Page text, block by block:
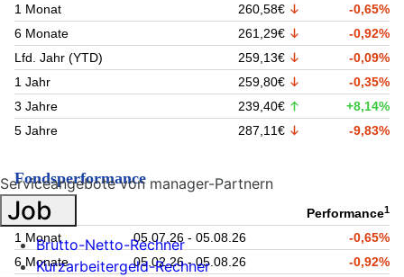
1 Monat
260,58€
-0,65%
6 Monate
261,29€
-0,92%
Lfd. Jahr (YTD)
259,13€
-0,09%
1 Jahr
259,80€
-0,35%
3 Jahre
239,40€
+8,14%
5 Jahre
287,11€ -9,83%
Fondsperformance
Zeitraum Performance1
1 Monat 05.07.26 - 05.08.26
-0,65%
6 Monate
05.02.26 - 05.08.26
-0,92%
Serviceangebote von manager-Partnern
Job
Brutto-Netto-Rechner
Kurzarbeitergeld-Rechner